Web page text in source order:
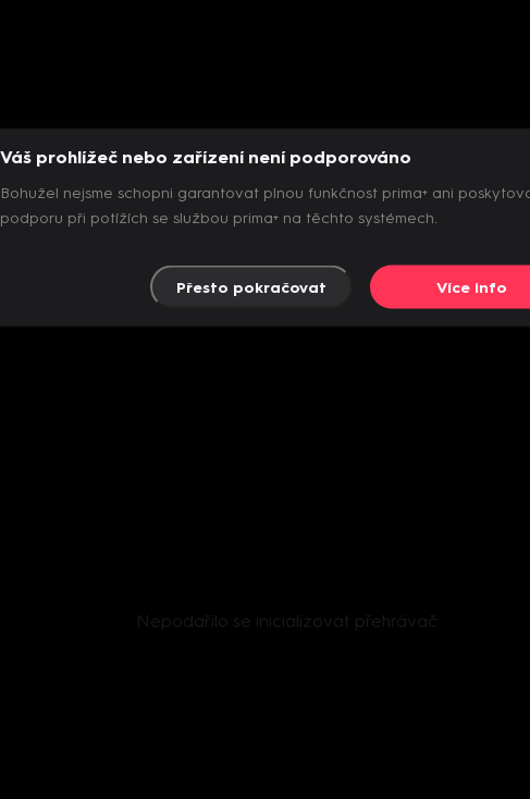
Nepodařilo se inicializovat přehrávač
Váš prohlížeč nebo zařízení není podporováno
Bohužel nejsme schopni garantovat plnou funkčnost prima+ ani
podporu při potížích se službou prima+ na těchto systémech.
Přesto pokračovat Více info